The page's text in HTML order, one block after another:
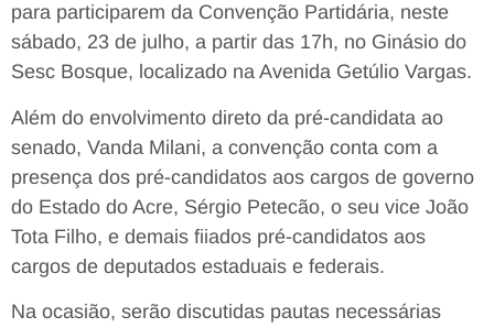
para participarem da Convenção Partidária, neste
sábado, 23 de julho, a partir das 17h, no Ginásio do
Sesc Bosque, localizado na Avenida Getúlio Vargas.
Além do envolvimento direto da pré-candidata ao
senado, Vanda Milani, a convenção conta com a
presença dos pré-candidatos aos cargos de governo
do Estado do Acre, Sérgio Petecão, o seu vice João
Tota Filho, e demais fiiados pré-candidatos aos
cargos de deputados estaduais e federais.
Na ocasião, serão discutidas pautas necessárias